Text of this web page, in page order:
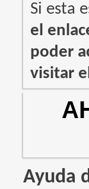
Si esta
el
poder
visitar
Ayuda